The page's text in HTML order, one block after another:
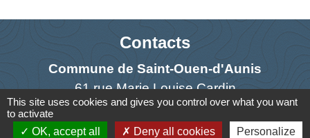
Contacts
Commune de Saint-Ouen-d'Aunis
61 rue Marie Louise Cardin
17230 Saint-Ouen-d'Aunis - FRANCE
+33 5 46 01 40 64
This site uses cookies and gives you control over what you want
to activate
OK, accept all
Deny all cookies Personalize